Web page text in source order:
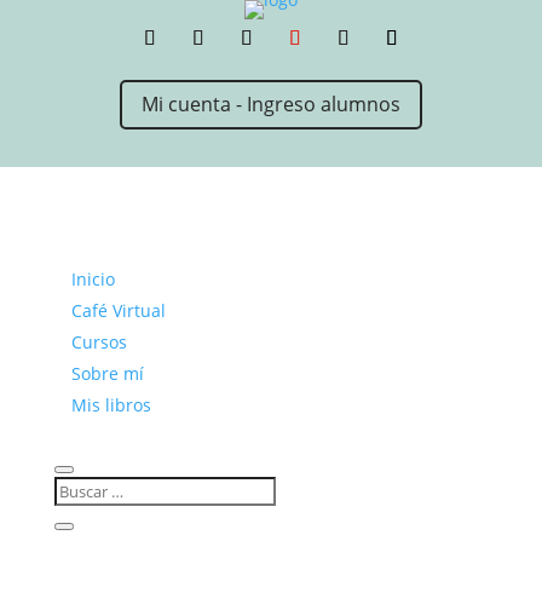
Mi cuenta - Ingreso alumnos
Inicio
Café Virtual
Cursos
Sobre mí
Mis libros